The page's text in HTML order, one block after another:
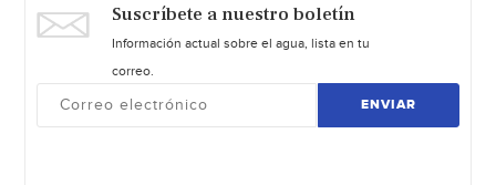
Suscríbete a nuestro boletín
Información actual sobre el agua, lista en tu
correo.
ENVIAR